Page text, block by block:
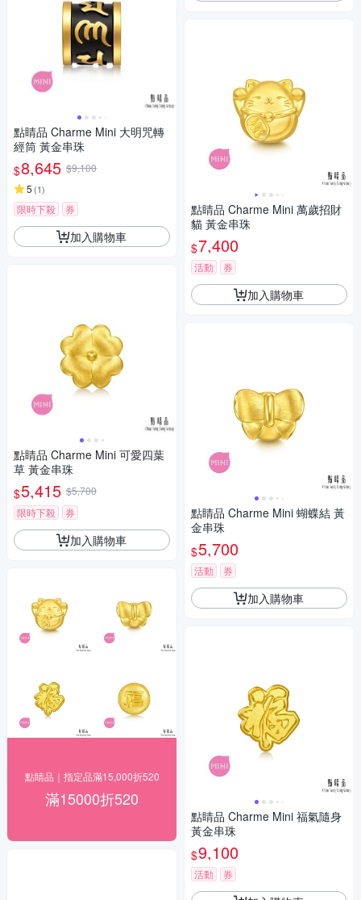
點睛品 Charme Mini 大明咒轉
經筒 黃金串珠
$8,645 $9,100
5 (1)
限時下殺 券
加入購物車
點睛品 Charme Mini 可愛四葉
草 黃金串珠
$5,415 $5,700
限時下殺
券
加入購物車
點睛品｜指定品滿15,000折520
滿15000折520
點睛品 Charme Mini 萬歲招財
貓 黃金串珠
$7,400
活動 券
加入購物車
點睛品 Charme Mini 蝴蝶結 黃
金串珠
$5,700
活動 券
加入購物車
點睛品 Charme Mini 福氣隨身
黃金串珠
$9,100
活動 券